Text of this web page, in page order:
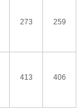
273 259
413 406